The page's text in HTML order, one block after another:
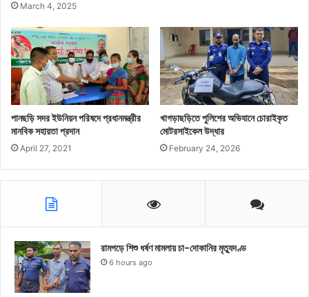
March 4, 2025
পানছড়ি সদর ইউনিয়ন পরিষদে প্রধানমন্ত্রীর
মানবিক সহায়তা প্রদান
April 27, 2021
খাগড়াছড়িতে পুলিশের অভিযানে চোরাইকৃত
মোটরসাইকেল উদ্ধার
February 24, 2026
রামগড়ে শিশু ধর্ষণ মামলায় চা-দোকানির মৃত্যুদণ্ড
6 hours ago